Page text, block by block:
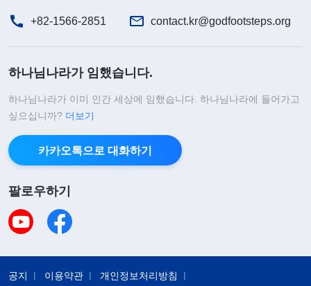
+82-1566-2851 contact.kr@godfootsteps.org
하나님나라가 임했습니다.
하나님나라가 이미 인간 세상에 임했습니다. 하나님나라에 들어가고
싶으십니까? 더보기
카카오톡으로 대화하기
팔로우하기
공지 이용약관 개인정보처리방침